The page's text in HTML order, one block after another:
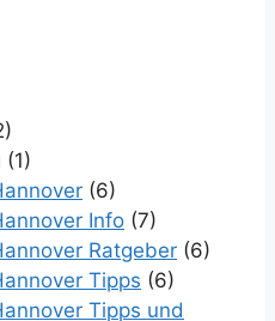
(1)
(6)
Info (7)
Ratgeber (6)
Tipps (6)
Tipps und